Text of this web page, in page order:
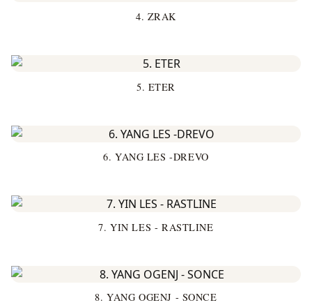
4. ZRAK
5. ETER
6. YANG LES -DREVO
7. YIN LES - RASTLINE
8. YANG OGENJ - SONCE